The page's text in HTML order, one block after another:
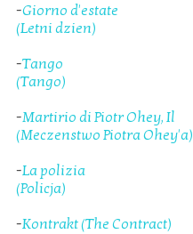
-Giorno d'estate
(Letni dzien)
-Tango
(Tango)
-Martirio di Piotr Ohey, Il
(Meczenstwo Piotra Ohey'a)
-La polizia
(Policja)
-Kontrakt (The Contract)